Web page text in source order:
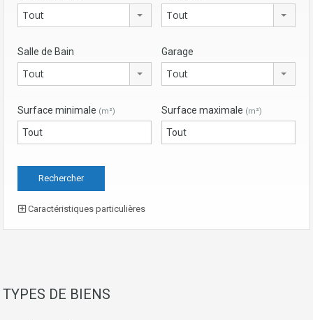
Tout Tout
Salle de Bain
Tout
Garage
Tout
Surface minimale (m²) Surface maximale (m²)
Caractéristiques particulières
TYPES DE BIENS